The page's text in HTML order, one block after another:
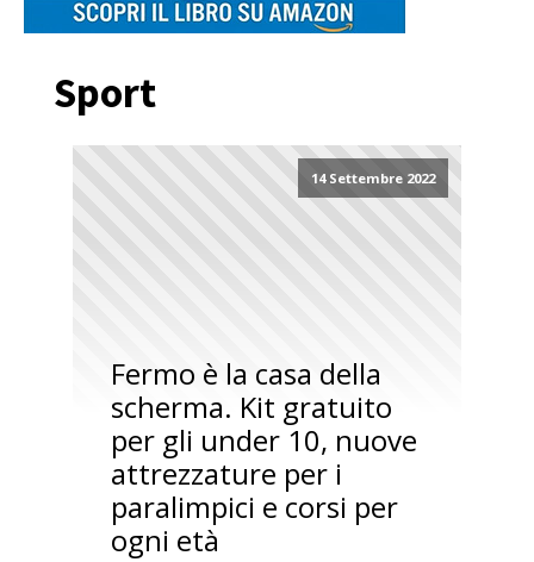
Sport
14 Settembre 2022
Fermo è la casa della
scherma. Kit gratuito
per gli under 10, nuove
attrezzature per i
paralimpici e corsi per
ogni età